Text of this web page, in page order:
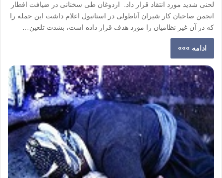
لحنی شدید مورد انتقاد قرار داد. اردوغان طی سخنانی در ضیافت افطار
انجمن صاحبان کار شیران آناطولی در استانبول اعلام داشت این حمله را
که در آن غیر نظامیان را مورد هدف قرار داده است، بشدت تلعین…
ادامه »»»